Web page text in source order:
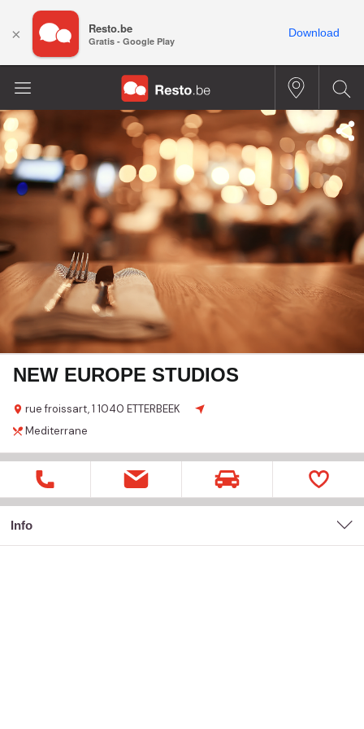
NEW EUROPE STUDIOS
rue froissart,1 1040 ETTERBEEK
Mediterrane
Info
× Resto.be
Gratis - Google Play
Download